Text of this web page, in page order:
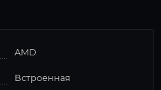
AMD
Встроенная